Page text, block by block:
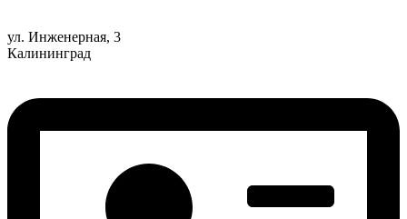
ул. Инженерная, 3
Калининград